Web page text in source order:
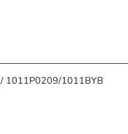
/ 1011P0209/1011BYB